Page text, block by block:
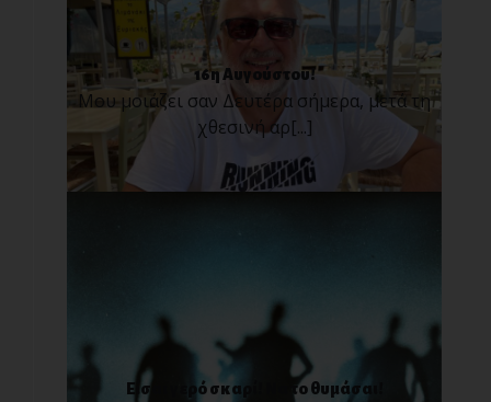
16η Αυγούστου!
Μου μοιάζει σαν Δευτέρα σήμερα, μετά τη
χθεσινή αρ[...]
Είσαι γερό σκαρί! Να το θυμάσαι!